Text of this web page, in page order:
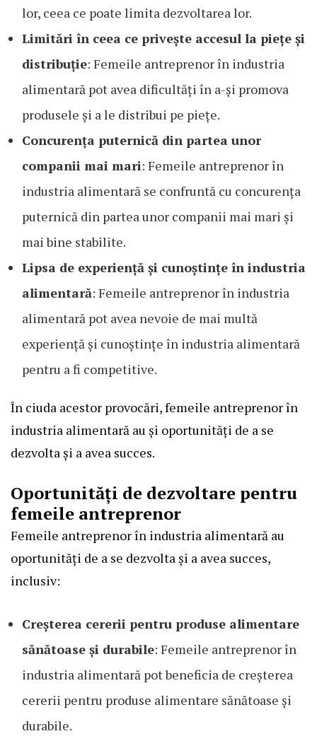
lor, ceea ce poate limita dezvoltarea lor.
Limitări în ceea ce privește accesul la piețe și
distribuție: Femeile antreprenor în industria
alimentară pot avea dificultăți în a-și promova
produsele și a le distribui pe piețe.
Concurența puternică din partea unor
companii mai mari: Femeile antreprenor în
industria alimentară se confruntă cu concurența
puternică din partea unor companii mai mari și
mai bine stabilite.
Lipsa de experiență și cunoștințe în industria
alimentară: Femeile antreprenor în industria
alimentară pot avea nevoie de mai multă
experiență și cunoștințe în industria alimentară
pentru a fi competitive.
În ciuda acestor provocări, femeile antreprenor în
industria alimentară au și oportunități de a se
dezvolta și a avea succes.
Oportunități de dezvoltare pentru
femeile antreprenor
Femeile antreprenor în industria alimentară au
oportunități de a se dezvolta și a avea succes,
inclusiv:
Creșterea cererii pentru produse alimentare
sănătoase și durabile: Femeile antreprenor în
industria alimentară pot beneficia de creșterea
cererii pentru produse alimentare sănătoase și
durabile.